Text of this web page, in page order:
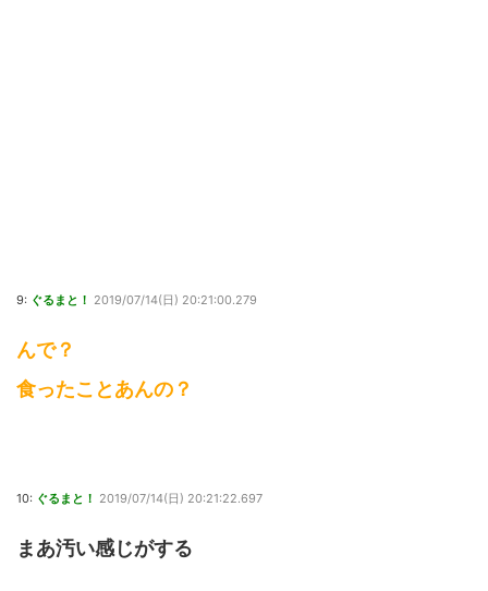
9: ぐるまと！ 2019/07/14(日) 20:21:00.279
んで？
食ったことあんの？
10: ぐるまと！ 2019/07/14(日) 20:21:22.697
まあ汚い感じがする